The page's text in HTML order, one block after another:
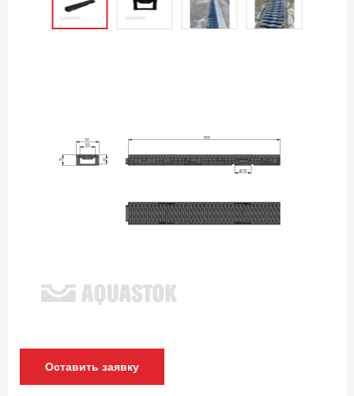
Оставить заявку